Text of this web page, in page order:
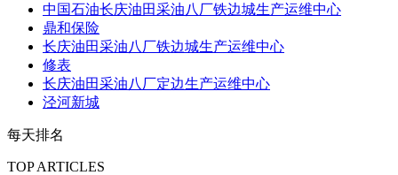
中国石油长庆油田采油八厂铁边城生产运维中心
鼎和保险
长庆油田采油八厂铁边城生产运维中心
修表
长庆油田采油八厂定边生产运维中心
泾河新城
每天排名
TOP ARTICLES